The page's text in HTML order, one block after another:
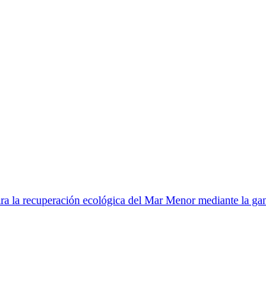
la recuperación ecológica del Mar Menor mediante la